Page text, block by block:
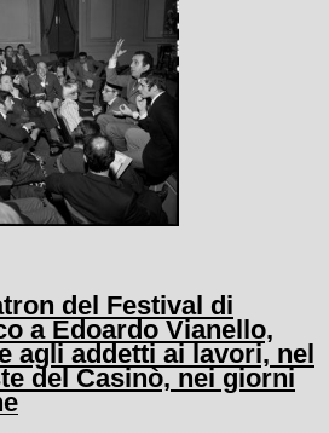
del Festival di
a Edoardo Vianello,
agli addetti ai lavori, nel
del Casinò, nei giorni